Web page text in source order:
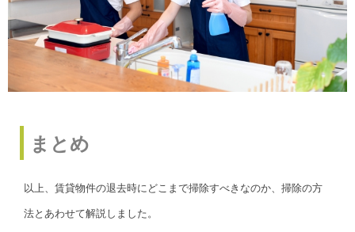
まとめ
以上、賃貸物件の退去時にどこまで掃除すべきなのか、掃除の方
法とあわせて解説しました。